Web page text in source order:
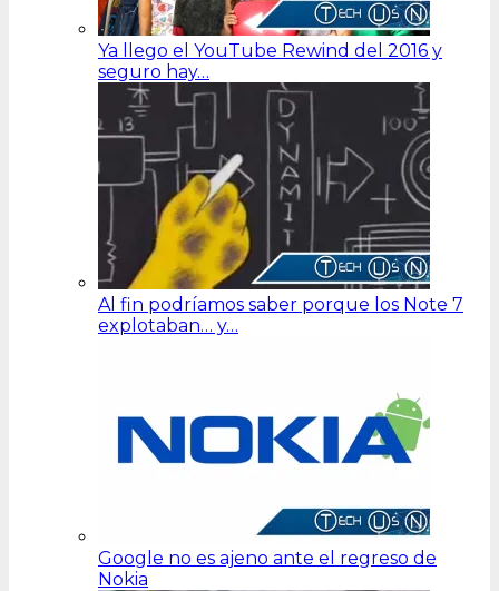
Ya llego el YouTube Rewind del 2016 y
seguro hay…
Al fin podríamos saber porque los Note 7
explotaban… y…
Google no es ajeno ante el regreso de
Nokia